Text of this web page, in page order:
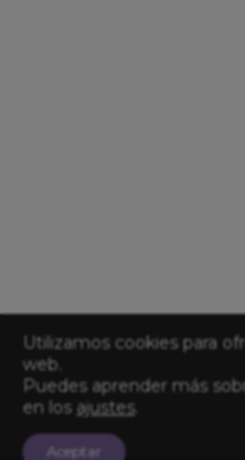
Utilizamos cookies para
web.
Puedes aprender más
en los ajustes.
Aceptar